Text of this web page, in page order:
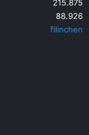
215.875
88.926
filinchen